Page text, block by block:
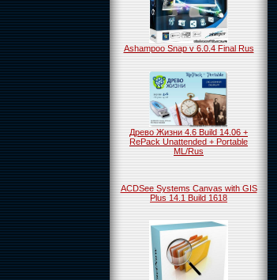
Ashampoo Snap v 6.0.4 Final Rus
Древо Жизни 4.6 Build 14.06 +
RePack Unattended + Portable
ML/Rus
ACDSee Systems Canvas with GIS
Plus 14.1 Build 1618